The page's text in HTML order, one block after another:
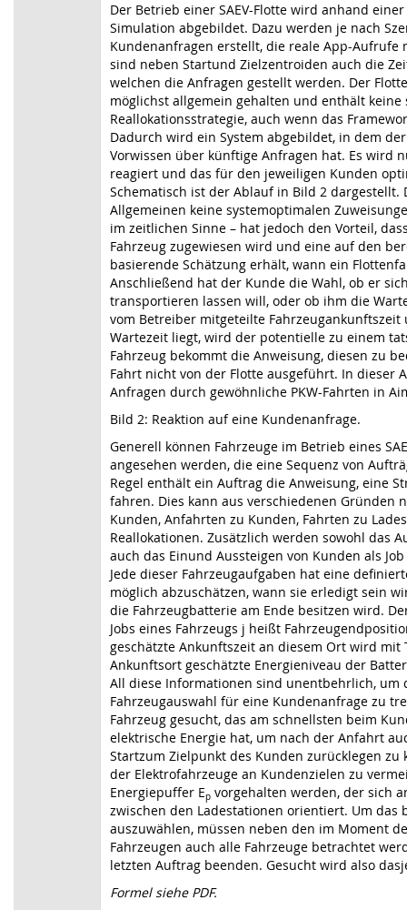
Der Betrieb einer SAEV-Flotte wird anhand
Simulation abgebildet. Dazu werden je nach
Kundenanfragen erstellt, die reale App-Aufrufe
sind neben Startund Zielzentroiden auch die
welchen die Anfragen gestellt werden. Der
möglichst allgemein gehalten und enthält keine
Reallokationsstrategie, auch wenn das
Dadurch wird ein System abgebildet, in dem
Vorwissen über künftige Anfragen hat. Es wird
reagiert und das für den jeweiligen Kunden
Schematisch ist der Ablauf in Bild 2 dargestellt.
Allgemeinen keine systemoptimalen
im zeitlichen Sinne – hat jedoch den Vorteil,
Fahrzeug zugewiesen wird und eine auf den
basierende Schätzung erhält, wann ein
Anschließend hat der Kunde die Wahl, ob er
transportieren lassen will, oder ob ihm die
vom Betreiber mitgeteilte
Wartezeit liegt, wird der potentielle zu einem
Fahrzeug bekommt die Anweisung, diesen zu
Fahrt nicht von der Flotte ausgeführt. In dieser
Anfragen durch gewöhnliche PKW-Fahrten in
Bild 2: Reaktion auf eine Kundenanfrage.
Generell können Fahrzeuge im Betrieb eines
angesehen werden, die eine Sequenz von
Regel enthält ein Auftrag die Anweisung, eine
fahren. Dies kann aus verschiedenen Gründen
Kunden, Anfahrten zu Kunden, Fahrten zu
Reallokationen. Zusätzlich werden sowohl das
auch das Einund Aussteigen von Kunden als
Jede dieser Fahrzeugaufgaben hat eine
möglich abzuschätzen, wann sie erledigt sein
die Fahrzeugbatterie am Ende besitzen wird.
Jobs eines Fahrzeugs j heißt
geschätzte Ankunftszeit an diesem Ort wird mit
Ankunftsort geschätzte Energieniveau der
All diese Informationen sind unentbehrlich, um
Fahrzeugauswahl für eine Kundenanfrage zu
Fahrzeug gesucht, das am schnellsten beim
elektrische Energie hat, um nach der Anfahrt
Startzum Zielpunkt des Kunden zurücklegen zu
der Elektrofahrzeuge an Kundenzielen zu
Energiepuffer Ep vorgehalten werden, der sich
zwischen den Ladestationen orientiert. Um das
auszuwählen, müssen neben den im Moment
Fahrzeugen auch alle Fahrzeuge betrachtet
letzten Auftrag beenden. Gesucht wird also
Formel siehe PDF.